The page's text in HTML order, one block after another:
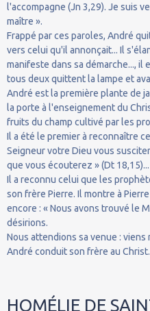
l'accompagne (Jn 3,29). Je suis
maître ».
Frappé par ces paroles, André
vers celui qu'il annonçait... Il
manifeste dans sa démarche..., il
tous deux quittent la lampe et
André est la première plante de
la porte à l'enseignement du
fruits du champ cultivé par les
Il a été le premier à reconnaître
Seigneur votre Dieu vous
que vous écouterez » (Dt 18,15)...
Il a reconnu celui que les
son frère Pierre. Il montre à
encore : « Nous avons trouvé le
désirions.
Nous attendions sa venue :
André conduit son frère au
HOMÉLIE DE